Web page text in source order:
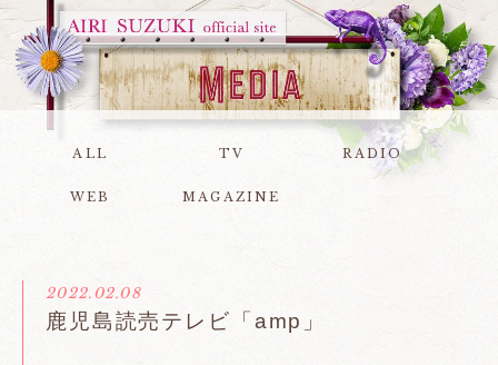
ALL TV RADIO
WEB MAGAZINE
2022.02.08
鹿児島読売テレビ「amp」